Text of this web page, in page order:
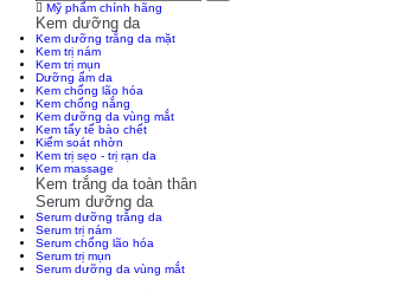
Mỹ phẩm chính hãng
Kem dưỡng da
Kem dưỡng trắng da mặt
Kem trị nám
Kem trị mụn
Dưỡng ẩm da
Kem chống lão hóa
Kem chống nắng
Kem dưỡng da vùng mắt
Kem tẩy tế bào chết
Kiểm soát nhờn
Kem trị sẹo - trị rạn da
Kem massage
Kem trắng da toàn thân
Serum dưỡng da
Serum dưỡng trắng da
Serum trị nám
Serum chống lão hóa
Serum trị mụn
Serum dưỡng da vùng mắt